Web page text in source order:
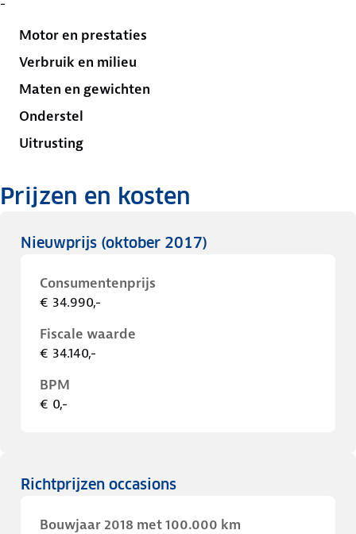
Motor en prestaties
Verbruik en milieu
Maten en gewichten
Onderstel
Uitrusting
Prijzen en kosten
Nieuwprijs (oktober 2017)
Consumentenprijs
€ 34.990,-
Fiscale waarde
€ 34.140,-
BPM
€ 0,-
Richtprijzen occasions
Bouwjaar 2018 met 100.000 km